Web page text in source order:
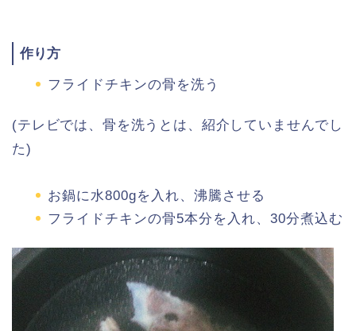
作り方
フライドチキンの骨を洗う
(テレビでは、骨を洗うとは、紹介していませんでし
た)
お鍋に水800gを入れ、沸騰させる
フライドチキンの骨5本分を入れ、30分煮込む